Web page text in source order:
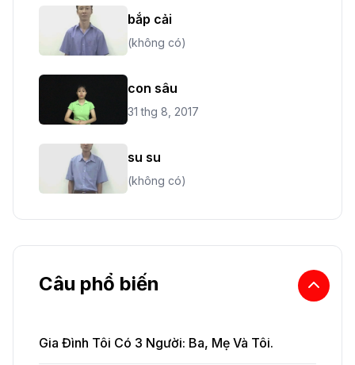
bắp cải
(không có)
con sâu
31 thg 8, 2017
su su
(không có)
Câu phổ biến
Gia Đình Tôi Có 3 Người: Ba, Mẹ Và Tôi.